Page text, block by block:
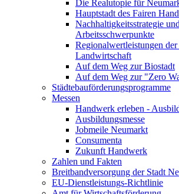
Die Realutopie für
Hauptstadt des Fairen
Nachhaltigkeitsstrategie und
Arbeitsschwerpunkte
Regionalwertleistungen
Landwirtschaft
Auf dem Weg zur Biostadt
Auf dem Weg zur "Zero
Städtebauförderungsprogramme
Messen
Handwerk erleben -
Ausbildungsmesse
Jobmeile Neumarkt
Consumenta
Zukunft Handwerk
Zahlen und Fakten
Breitbandversorgung der Stadt
EU-Dienstleistungs-Richtlinie